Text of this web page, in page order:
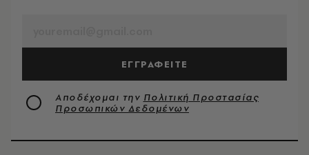
ΕΓΓΡΑΦΕΙΤΕ
Αποδέχομαι την Πολιτική Προστασίας
Προσωπικών Δεδομένων